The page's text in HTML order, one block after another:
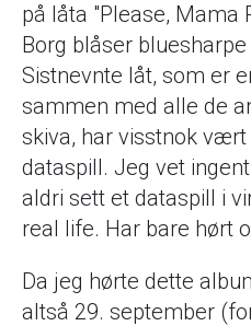
på låta "Please, Mama
Borg blåser
Sistnevnte låt, som er
sammen med alle de
skiva, har visstnok
dataspill. Jeg vet
aldri sett et dataspill i
real life. Har bare hørt
Da jeg hørte dette
altså 29. september